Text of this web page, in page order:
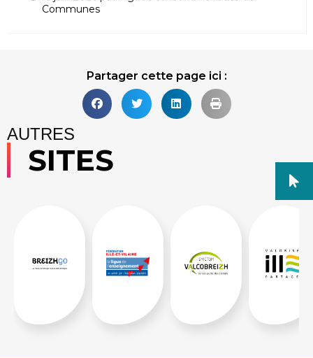
Communes
Partager cette page ici :
AUTRES
SITES